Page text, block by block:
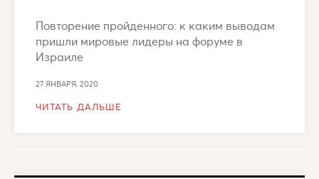
Повторение пройденного: к каким выводам
пришли мировые лидеры на форуме в
Израиле
27 ЯНВАРЯ, 2020
ЧИТАТЬ ДАЛЬШЕ